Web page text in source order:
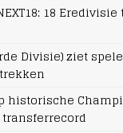
18
Divisie) ziet
historische